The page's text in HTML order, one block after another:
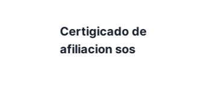
Certigicado de
afiliacion sos